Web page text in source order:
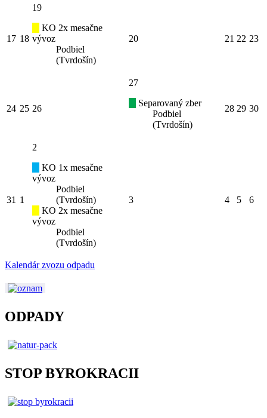
17 18
19
KO 2x mesačne
vývoz
Podbiel
(Tvrdošín)
20 21 22 23
24 25 26
27
Separovaný zber
Podbiel
(Tvrdošín)
28 29 30
31 1
2
KO 1x mesačne
vývoz
Podbiel
(Tvrdošín)
KO 2x mesačne
vývoz
Podbiel
(Tvrdošín)
3 4 5 6
Kalendár zvozu odpadu
ODPADY
STOP BYROKRACII